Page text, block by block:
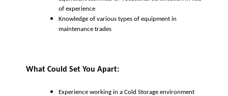
of experience
Knowledge of various types of equipment in
maintenance trades
What Could Set You Apart:
Experience working in a Cold Storage environment